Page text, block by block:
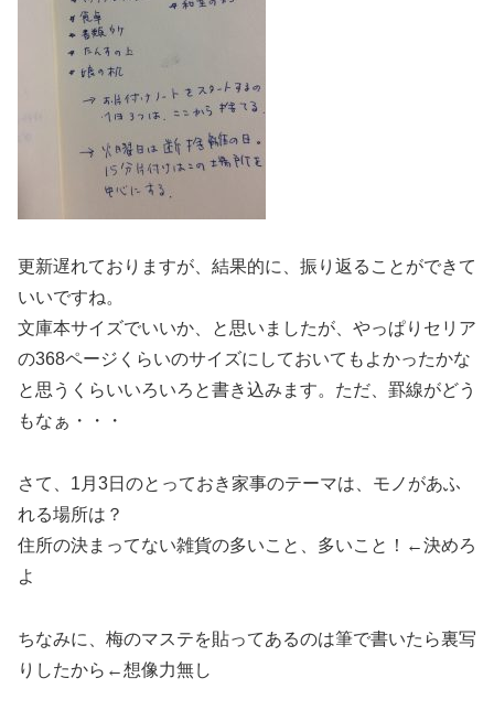
更新遅れておりますが、結果的に、振り返ることができて
いいですね。
文庫本サイズでいいか、と思いましたが、やっぱりセリア
の368ページくらいのサイズにしておいてもよかったかな
と思うくらいいろいろと書き込みます。ただ、罫線がどう
もなぁ・・・
さて、1月3日のとっておき家事のテーマは、モノがあふ
れる場所は？
住所の決まってない雑貨の多いこと、多いこと！←決めろ
よ
ちなみに、梅のマステを貼ってあるのは筆で書いたら裏写
りしたから←想像力無し